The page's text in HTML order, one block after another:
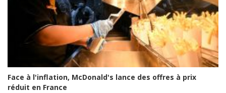
Face à l'inflation, McDonald's lance des offres à prix
réduit en France